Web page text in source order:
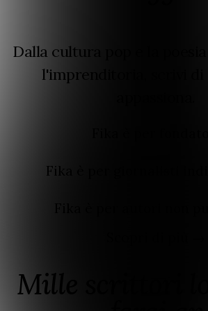
Dalla cultura pop e la
l'imprenditoria, scrivi di
Fika è per giornalisti
Mille scrittori